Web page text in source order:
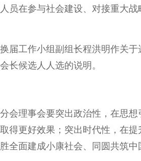
在参与社会建设、对接重大战
届工作小组副组长程洪明作关
长候选人人选的说明。
会理事会要突出政治性，在思
得更好效果；突出时代性，在
全面建成小康社会、同圆共筑